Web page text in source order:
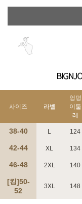
사이즈 라벨
엉덩
이둘
레
38-40 L 124
42-44 XL 134
46-48 2XL 140
[킹]50-
52
3XL 148